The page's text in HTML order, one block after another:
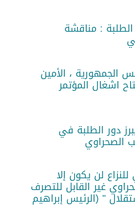
الطلبة : مناقشة
الجمهورية ، الأمين
اشغال المؤتمر
دور الطلبة في
الصحراوي
لن يكون إلا
غير القابل للتصرف
" (الرئيس إبراهيم